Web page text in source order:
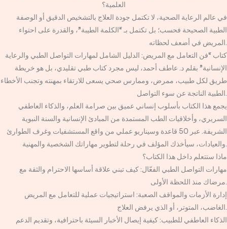
العلمية؟
في عالم الرعاية الصحية، لا تكتمل جودة العلاج بالتشخيص الدقيق أو الوصفة
الطبية الصحيحة فحسب؛ بل تكتمل بـ “الكلمة الطيبة”، والقدرة على احتواء
المريض في أضعف لحظاته.
كتاب “فن التعامل مع المريض: الدليل الشامل لمهارات التواصل الطبي والرعاية
الإنسانية” بقلم د. عاطف أحمد، ليس مجرد كتاب طبي تقليدي، بل هو خريطة
طريق لكل طبيب، ممرض، وممارس صحي يسعى للارتقاء بمهنته وتجنب الأخطاء
الطبية الناتجة عن سوء التواصل.
يجمع هذا الكتاب بأسلوب إنساني عميق بين صرامة العلم، والذكاء العاطفي
السريري، وأخلاقيات الطب المستمدة من المبادئ الإنسانية والسنة النبوية
الشريفة. عبر 50 قاعدة وسيناريو عملي من واقع المستشفيات وغرف الطوارئ
والعيادات، سيأخذك المؤلف في رحلة لتطوير مهاراتك الشخصية والمهنية.
ماذا ستتعلم داخل هذا الكتاب؟
مهارات التواصل الطبي الفعّال: كيف تبني علاقة أساسها الاحترام والثقة مع
مرضاك منذ اللحظة الأولى.
إدارة الأزمات والمواقف الصعبة: استراتيجيات عملية للتعامل مع المريض
الغاضب، المتوتر، أو الذي يرفض العلاج.
الذكاء العاطفي للطبيب: كيفية إيصال الأخبار السيئة باحترافية، وتقديم الدعم